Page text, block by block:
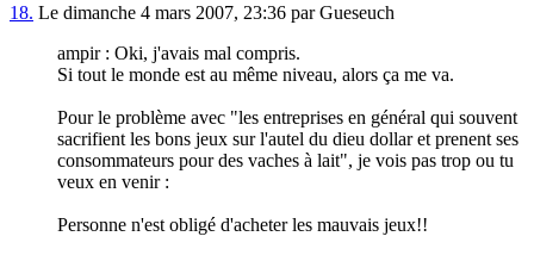
18. Le dimanche 4 mars 2007, 23:36 par Gueseuch
ampir : Oki, j'avais mal compris.
Si tout le monde est au même niveau, alors ça me va.
Pour le problème avec "les entreprises en général qui souvent
sacrifient les bons jeux sur l'autel du dieu dollar et prenent ses
consommateurs pour des vaches à lait", je vois pas trop ou tu
veux en venir :
Personne n'est obligé d'acheter les mauvais jeux!!